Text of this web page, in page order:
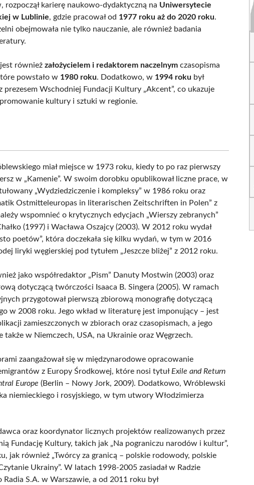
rozpoczął karierę naukowo-dydaktyczną na Uniwersytecie
w Lublinie, gdzie pracował od 1977 roku aż do 2020 roku.
obejmowała nie tylko nauczanie, ale również badania
jest równieżzałożycielem i redaktorem naczelnym czasopisma
powstało w 1980 roku. Dodatkowo, w 1994 roku był
prezesem Wschodniej Fundacji Kultury „Akcent”, co ukazuje
kultury i sztuki w regionie.
miał miejsce w 1973 roku, kiedy to po raz pierwszy
w „Kamenie”. W swoim dorobku opublikował liczne prace, w
„Wydziedziczenie i kompleksy” w 1986 roku oraz
Ostmitteleuropas in literarischen Zeitschriften in Polen” z
wspomnieć o krytycznych edycjach „Wierszy zebranych”
(1997) i Wacława Oszajcy (2003). W 2012 roku wydał
poetów”, która doczekała się kilku wydań, w tym w 2016
liryki węgierskiej pod tytułem „Jeszcze bliżej” z 2012 roku.
jako współredaktor „Pism” Danuty Mostwin (2003) oraz
dotyczącą twórczości Isaaca B. Singera (2005). W ramach
przygotował pierwszą zbiorową monografię dotyczącą
w 2008 roku. Jego wkład w literaturę jest imponujący – jest
zamieszczonych w zbiorach oraz czasopismach, a jego
także w Niemczech, USA, na Ukrainie oraz Węgrzech.
zaangażował się w międzynarodowe opracowanie
z Europy Środkowej, które nosi tytuł Exile and Return
Europe (Berlin – Nowy Jork, 2009). Dodatkowo, Wróblewski
niemieckiego i rosyjskiego, w tym utwory Włodzimierza
oraz koordynator licznych projektów realizowanych przez
Fundację Kultury, takich jak „Na pograniczu narodów i kultur”,
jak również „Twórcy za granicą – polskie rodowody, polskie
Ukrainy”. W latach 1998-2005 zasiadał w Radzie
Radia S.A. w Warszawie, a od 2011 roku był